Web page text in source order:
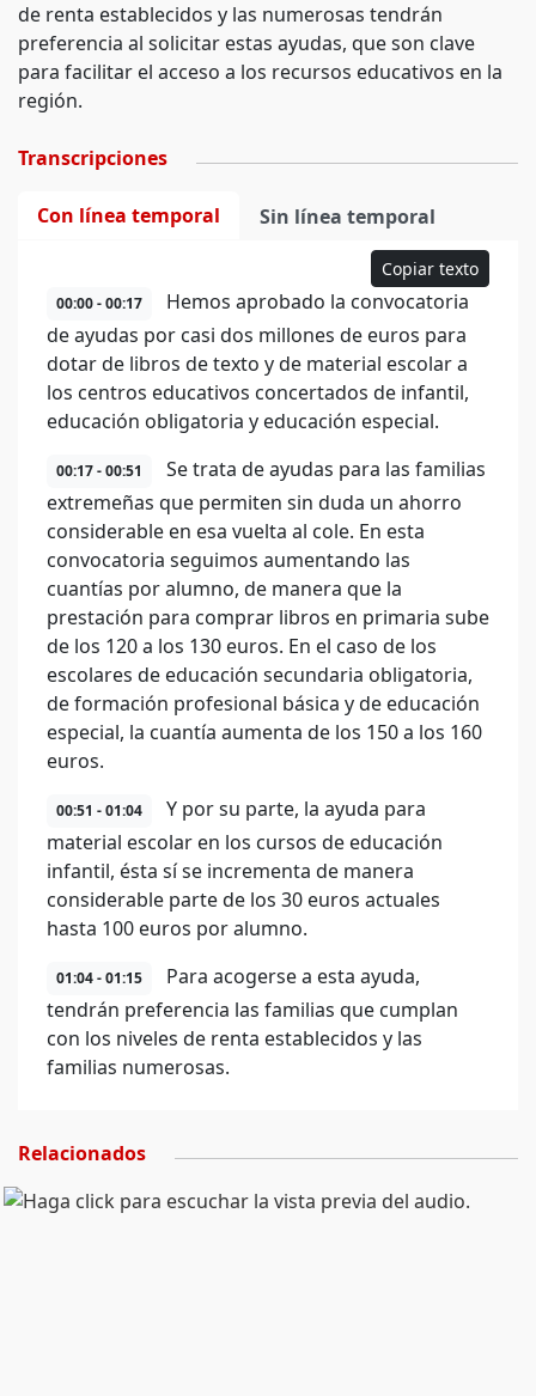
de renta establecidos y las numerosas tendrán
preferencia al solicitar estas ayudas, que son clave
para facilitar el acceso a los recursos educativos en la
región.
Transcripciones
Con línea temporal Sin línea temporal
Copiar texto
00:00 - 00:17
Hemos aprobado la convocatoria
de ayudas por casi dos millones de euros para
dotar de libros de texto y de material escolar a
los centros educativos concertados de infantil,
educación obligatoria y educación especial.
00:17 - 00:51
Se trata de ayudas para las familias
extremeñas que permiten sin duda un ahorro
considerable en esa vuelta al cole. En esta
convocatoria seguimos aumentando las
cuantías por alumno, de manera que la
prestación para comprar libros en primaria sube
de los 120 a los 130 euros. En el caso de los
escolares de educación secundaria obligatoria,
de formación profesional básica y de educación
especial, la cuantía aumenta de los 150 a los 160
euros.
00:51 - 01:04
Y por su parte, la ayuda para
material escolar en los cursos de educación
infantil, ésta sí se incrementa de manera
considerable parte de los 30 euros actuales
hasta 100 euros por alumno.
01:04 - 01:15
Para acogerse a esta ayuda,
tendrán preferencia las familias que cumplan
con los niveles de renta establecidos y las
familias numerosas.
Relacionados